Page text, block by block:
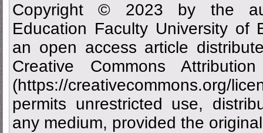
Copyright © 2023 by the
Education Faculty University of
an open access article
Creative Commons
(https://
permits unrestricted use,
any medium, provided the